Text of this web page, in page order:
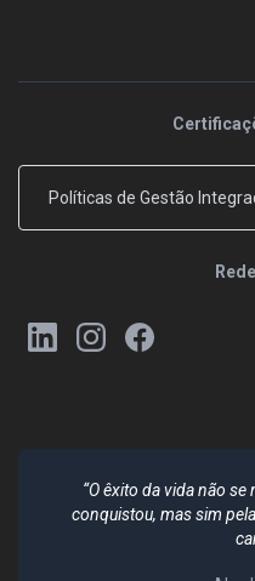
Políticas de Gestão
“O êxito da vida não
conquistou, mas sim